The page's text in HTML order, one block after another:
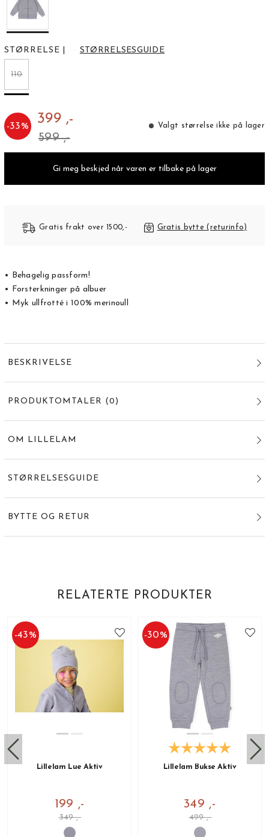
STØRRELSE STØRRELSESGUIDE
110
-33% 399 ,-
599 ,-
Valgt størrelse ikke på lager
Gi meg beskjed når varen er tilbake på lager
Gratis frakt over 1500,- Gratis bytte (returinfo)
• Behagelig passform!
• Forsterkninger på albuer
• Myk ullfrotté i 100% merinoull
BESKRIVELSE
PRODUKTOMTALER (0 )
OM LILLELAM
STØRRELSESGUIDE
BYTTE OG RETUR
RELATERTE PRODUKTER
-43%
Lillelam Lue Aktiv
199 ,-
349 ,-
-30%
Lillelam Bukse Aktiv
349 ,-
499 ,-